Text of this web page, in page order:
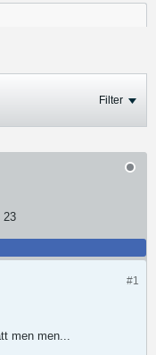
Filter
23
#1
men men...